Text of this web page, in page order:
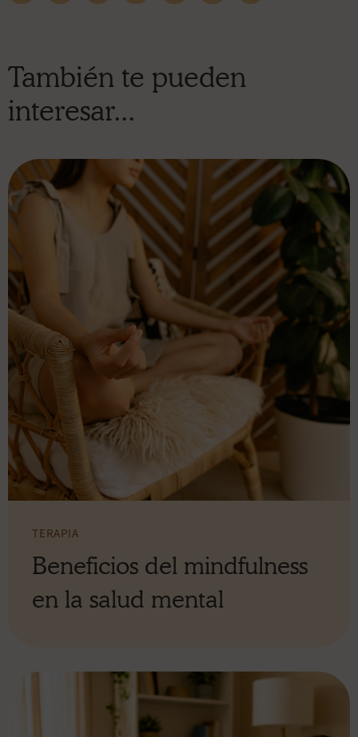
También te pueden
interesar...
TERAPIA
Beneficios del mindfulness
en la salud mental